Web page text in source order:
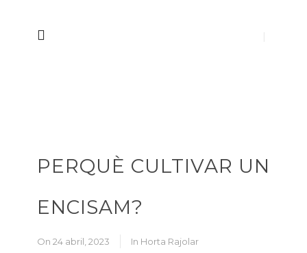
PERQUÈ CULTIVAR UN
ENCISAM?
On 24 abril, 2023 In Horta Rajolar